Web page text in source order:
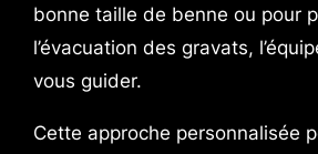
bonne taille de benne ou pour
l’évacuation des gravats,
vous guider.
Cette approche personnalisée